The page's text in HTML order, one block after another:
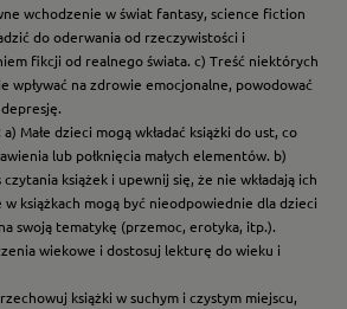
wchodzenie w świat fantasy, science fiction
do oderwania od rzeczywistości i
fikcji od realnego świata. c) Treść niektórych
wpływać na zdrowie emocjonalne, powodować
Małe dzieci mogą wkładać książki do ust, co
lub połknięcia małych elementów. b)
książek i upewnij się, że nie wkładają ich
książkach mogą być nieodpowiednie dla dzieci
swoją tematykę (przemoc, erotyka, itp.).
wiekowe i dostosuj lekturę do wieku i
książki w suchym i czystym miejscu,